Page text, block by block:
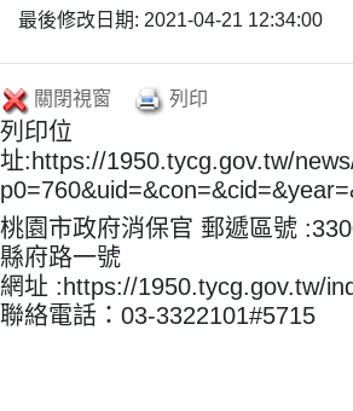
最後修改日期: 2021-04-21 12:34:00
關閉視窗 列印
列印位
址:https://1950.tycg.gov.tw/
桃園市政府消保官 郵遞區號
縣府路一號
網址 :https://1950.tycg.gov.tw/
聯絡電話：03-3322101#5715